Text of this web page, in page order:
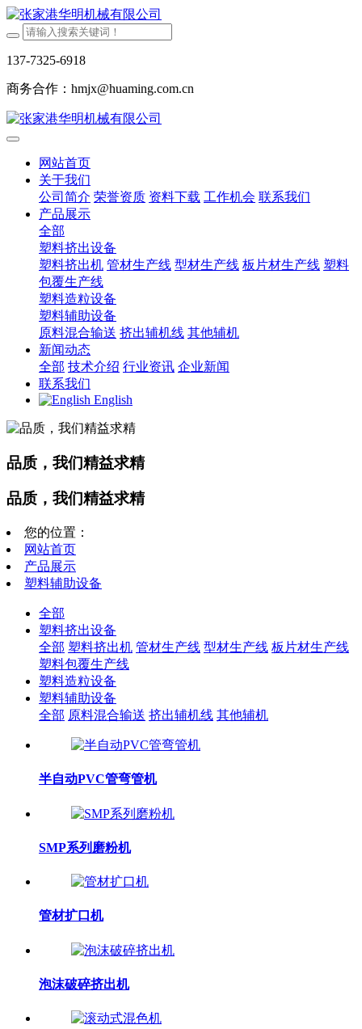
137-7325-6918
商务合作：hmjx@huaming.com.cn
网站首页
关于我们
公司简介 荣誉资质 资料下载 工作机会 联系我们
产品展示
全部
塑料挤出设备
塑料挤出机 管材生产线 型材生产线 板片材生产线 塑料
包覆生产线
塑料造粒设备
塑料辅助设备
原料混合输送 挤出辅机线 其他辅机
新闻动态
全部 技术介绍 行业资讯 企业新闻
联系我们
English
品质，我们精益求精
品质，我们精益求精
您的位置：
网站首页
产品展示
塑料辅助设备
全部
塑料挤出设备
全部 塑料挤出机 管材生产线 型材生产线 板片材生产线
塑料包覆生产线
塑料造粒设备
塑料辅助设备
全部 原料混合输送 挤出辅机线 其他辅机
半自动PVC管弯管机
SMP系列磨粉机
管材扩口机
泡沫破碎挤出机